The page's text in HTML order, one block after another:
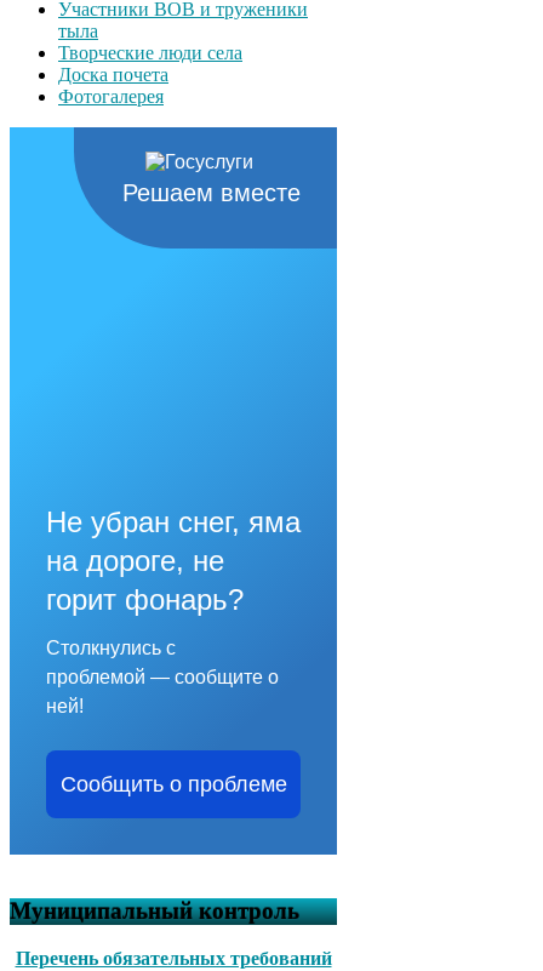
Участники ВОВ и труженики
тыла
Творческие люди села
Доска почета
Фотогалерея
Решаем вместе
Не убран снег, яма
на дороге, не
горит фонарь?
Столкнулись с
проблемой — сообщите о
ней!
Сообщить о проблеме
Муниципальный контроль
Перечень обязательных требований